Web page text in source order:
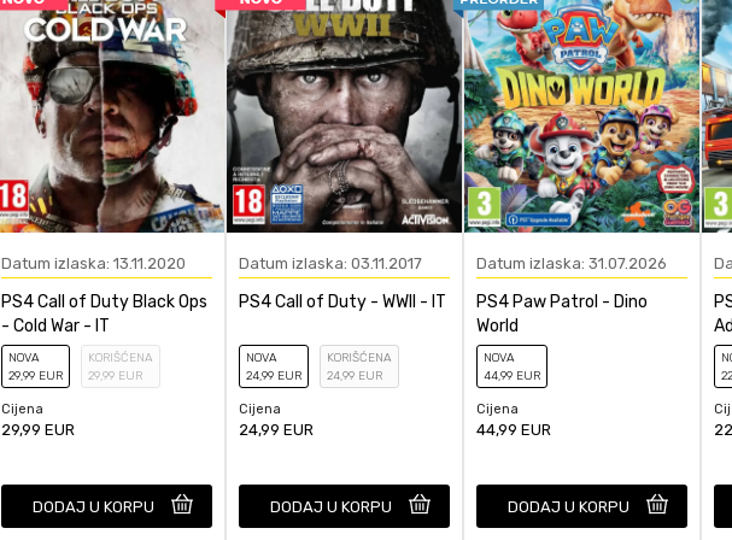
Anti-spam zaštita - izračunajte koliko je 4 + 1 :
POŠALJI
Datum izlaska: 13.11.2020
PS4 Call of Duty Black Ops
- Cold War - IT
NOVA
29,99 EUR
KORIŠĆENA
29,99 EUR
Cijena
29,99 EUR
DODAJ U KORPU
Datum izlaska: 03.11.2017
PS4 Call of Duty - WWII - IT
NOVA
24,99 EUR
KORIŠĆENA
24,99 EUR
Cijena
24,99 EUR
DODAJ U KORPU
Datum izlaska: 31.07.2026
PS4 Paw Patrol - Dino
World
NOVA
44,99 EUR
Cijena
44,99 EUR
DODAJ U KORPU
22